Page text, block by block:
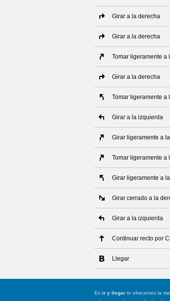
Girar a la derecha
Girar a la derecha
Tomar ligeramente a
Girar a la derecha
Tomar ligeramente a
Girar a la izquierda
Girar ligeramente a
Tomar ligeramente a
Girar ligeramente a
Girar cerrado a la
Girar a la izquierda
Continuar recto por
Llegar
En ir y llegar te ofrecemos la